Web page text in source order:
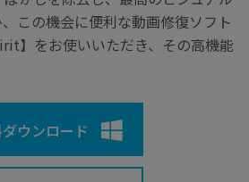
この機会に便利な動画修復ソフト
】をお使いいただき、その高機能
ウンロード